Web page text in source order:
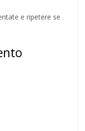
e ripetere se